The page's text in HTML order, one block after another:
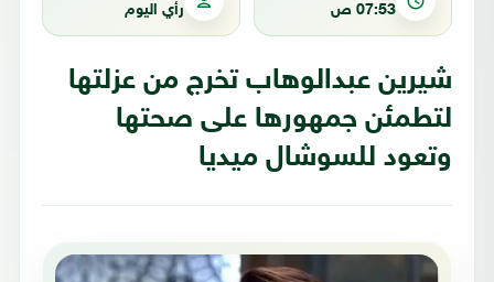
07:53 ص رأي اليوم
شيرين عبدالوهاب تخرج من عزلتها
لتطمئن جمهورها على صحتها
وتعود للسوشال ميديا